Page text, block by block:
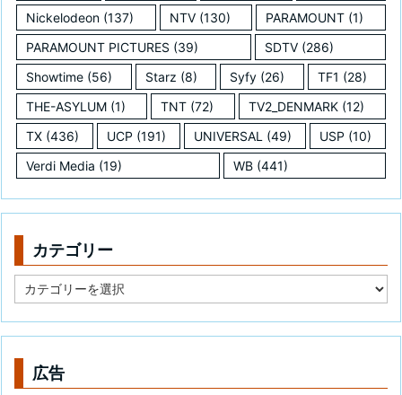
Nickelodeon (137) NTV(130) PARAMOUNT (1)
PARAMOUNT PICTURES (39) SDTV(286)
Showtime (56) Starz (8) Syfy (26) TF1 (28)
THE-ASYLUM (1) TNT (72) TV2_DENMARK (12)
TX (436) UCP (191) UNIVERSAL (49) USP (10)
Verdi Media (19) WB (441)
カテゴリー
テ
リ
広告